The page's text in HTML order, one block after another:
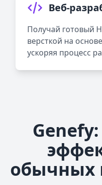
Веб-
Получай готовый
версткой на
ускоряя процесс
обычных